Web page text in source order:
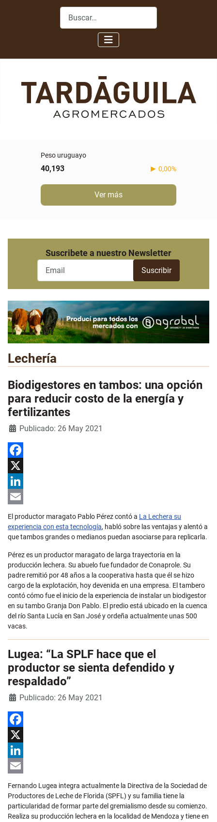
Buscar
Peso uruguayo
40,193 0,00%
Ver más
Suscribete a nuestro Newsletter
Lechería
Biodigestores en tambos: una opción
para reducir costo de la energía y
fertilizantes
DetallesPublicado: 26 May 2021
Facebook
X
LinkedIn
Email
El productor maragato Pablo Pérez contó a La Lechera su
experiencia con esta tecnología, habló sobre las ventajas y alentó a
que tambos grandes o medianos puedan asociarse para replicarla.
Pérez es un productor maragato de larga trayectoria en la
producción lechera. Su abuelo fue fundador de Conaprole. Su
padre remitió por 48 años a la cooperativa hasta que él se hizo
cargo de la explotación, hoy devenida en una empresa. El tambero
contó cómo fue el inicio de la experiencia de instalar un biodigestor
en su tambo Granja Don Pablo. El predio está ubicado en la cuenca
del río Santa Lucía en San José y ordeña actualmente unas 500
vacas.
Lugea: “La SPLF hace que el
productor se sienta defendido y
respaldado”
DetallesPublicado: 26 May 2021
Facebook
X
LinkedIn
Fernando Lugea integra actualmente la Directiva de la Sociedad de
Productores de Leche de Florida (SPFL) y su familia tiene la
particularidad de formar parte del gremialismo desde su comienzo.
Realiza su producción lechera en la localidad de Mendoza y tiene en